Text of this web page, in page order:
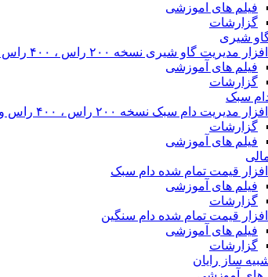
فیلم های اموزشی
گزارشات
شیری
مدیریت گاو شیری نسخه ۲۰۰ راس ، ۴۰۰ راس و نامحدود
فیلم های آموزشی
گزارشات
سبک
مدیریت دام سبک نسخه ۲۰۰ راس ، ۴۰۰ راس و نا محدود
گزارشات
فیلم های آموزشی
قیمت تمام شده دام سبک
فیلم های آموزشی
گزارشات
قیمت تمام شده دام سنگین
فیلم های آموزشی
گزارشات
ساز رایان